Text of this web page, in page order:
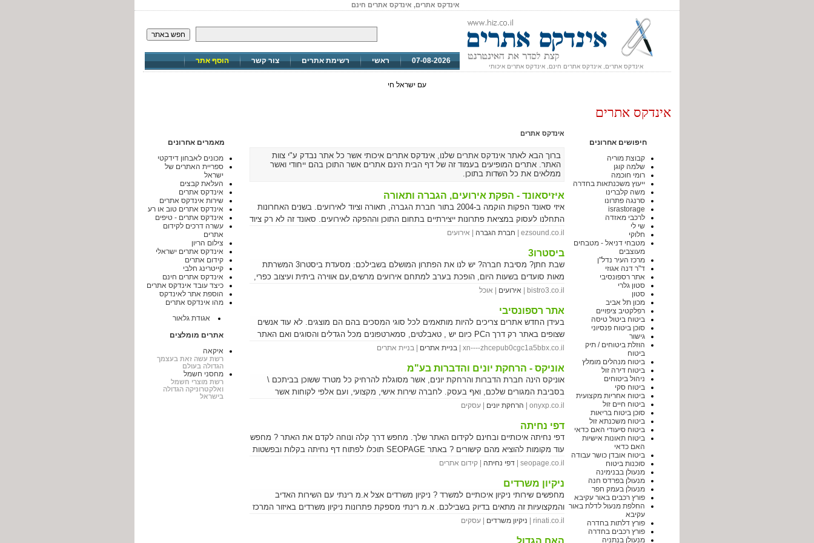
אינדקס אתרים, אינדקס אתרים חינם
אינדקס אתרים, אינדקס אתרים חינם, אינדקס אתרים איכותי
חפש באתר
07-08-2026 ראשי רשימת אתרים צור קשר הוסף אתר
עם ישראל חי
אינדקס אתרים
חיפושים אחרונים
קבוצת מוריה
שלמה קוגן
רומי חוכמה
ייעוץ משכנתאות בחדרה
משה קלברינו
סרנגה פתרונו
israstorage
לרכבי מאזדה
שי לי
חלוקי
מטבחי דניאל - מטבחים
מעוצבים
מרכז העיר נדל"ן
ד"ר דנה אגוזי
אתר רספונסיבי
סטון גלרי
סטון
מכון תל אביב
רפלקטיב ציפויים
ביטוח ביטול טיסה
סוכן ביטוח פנסיוני
גישור
הוזלת ביטוחים / תיק
ביטוח
ביטוח מנהלים מומלץ
ביטוח דירה זול
ניהול ביטוחים
ביטוח סקי
ביטוח אחריות מקצועית
ביטוח חיים זול
סוכן ביטוח בריאות
ביטוח משכנתא זול
ביטוח סיעודי האם כדאי
ביטוח תאונות אישיות
האם כדאי
ביטוח אובדן כושר עבודה
סוכנות ביטוח
מנעולן בבנימינה
מנעולן בפרדס חנה
מנעולן בעמק חפר
פורץ רכבים באור עקיבא
החלפת מנעול לדלת באור
עקיבא
פורץ דלתות בחדרה
פורץ רכבים בחדרה
מנעולן בנתניה
אינדקס אתרים
ברוך הבא לאתר אינדקס אתרים שלנו, אינדקס אתרים איכותי אשר כל אתר נבדק ע"י צוות
האתר. אתרים המופיעים בעמוד זה של דף הבית הינם אתרים אשר התוכן בהם ייחודי ואשר
ממלאים את כל השדות בתוכן.
איזיסאונד - הפקת אירועים, הגברה ותאורה
איזי סאונד הפקות הוקמה ב-2004 בתור חברת הגברה, תאורה וציוד לאירועים. בשנים האחרונות
התחלנו לעסוק במציאת פתרונות ייצירתיים בתחום התוכן וההפקה לאירועים. סאונד זה לא רק ציוד
חידושים בלתי פוסקים בציוד ובמיכשור. אנו דואגים לשמור על הציוד שלנו בצורה מוקפדת
ומחדשים אותו כל הזמן שילוב זה מבטיח אירועים מדהימים פעם אחר פעם.
ezsound.co.il | חברת הגברה | אירועים
ביסטרו3
שבת חתן? מסיבת חברה? יש לנו את הפתרון המושלם בשבילכם: מסעדת ביסטרו3 המשרתת
מאות סועדים בשעות היום, הופכת בערב למתחם אירועים מרשים,עם אווירה ביתית ועיצוב כפרי,
ומאפשרת אירועים עד 80 אנשים. מבחר עצום של מנות ברמה שלא תשאיר אף אחד אדיש לצד
200 אנשים, עם כל מה שאתם צריכים לאירוע מושלם. רוצים מופע בישול "חי"? רוצים מגוון
סגנונות? רוצים חלבי? על האש? כל בקשה של כל לקוח הופכת למשימה מיוחדת אצלנו
שמטרתה- לקוחות מרוצים ואורחים מתפעלים והכל מבלי לשבור חסכונות. השירות ניתן במרכז
bistro3.co.il | אירועים | אוכל
אתר רספונסיבי
בעידן החדש אתרים צריכים להיות מותאמים לכל סוגי המסכים בהם הם מוצגים. לא עוד אנשים
שצופים באתר רק דרך הPC כיום יש , טאבלטים, סמארטפונים מכל הגדלים והסוגים ואם האתר
שלך לא יהיה מותאם אליהם אתה מפספס גולשים. אתר רספונסיבי הוא בעצם אתר "תגובתי"
לגולש וגם למנועי החיפוש השונים רוצים לדעת עוד על אתר רספונסיבי? כנסו לאתר שלנו.
xn----zhcepub0cgc1a5bbx.co.il | בניית אתרים | בניית אתרים
אוניקס - הרחקת יונים והדברות בע"מ
אוניקס הינה חברת הדברות והרחקת יונים, אשר מסוגלת להרחיק כל מטרד ששוכן בביתכם \
בסביבת המגורים שלכם, ואף בעסק. לחברה שירות אישי, מקצועי, ועם אלפי לקוחות אשר
onyxp.co.il | הרחקת יונים | עסקים
דפי נחיתה
דפי נחיתה איכותיים ובחינם לקידום האתר שלך. מחפש דרך קלה ונוחה לקדם את האתר ? מחפש
עוד מקומות להוציא מהם קישורים ? באתר SEOPAGE תוכלו לפתוח דף נחיתה בקלות ובפשטות
ולהוציא ממנו קישורים
seopage.co.il | דפי נחיתה | קידום אתרים
ניקיון משרדים
מחפשים שירותי ניקיון איכותיים למשרד ? ניקיון משרדים אצל א.מ רינתי עם השירות האדיב
והמקצועיות זה מתאים בדיוק בשבילכם. א.מ רינתי מספקת פתרונות ניקיון משרדים באיזור המרכז
עם עשרות לקוחות מרוצים. בינהם משרדי עורכי דין, משרדי רואה חשבון, משרדי חברות הנהלה
rinati.co.il | ניקיון משרדים | עסקים
האח הגדול
מאמרים אחרונים
מכונים לאבחון דידקטי
ספריית האתרים של
ישראל
העלאת קבצים
אינדקס אתרים
שירות אינדקס אתרים
אינדקס אתרים טוב או רע
אינדקס אתרים - טיפים
עשרה דרכים לקידום
אתרים
צילום הריון
אינדקס אתרים ישראלי
קידום אתרים
קייטרינג חלבי
אינדקס אתרים חינם
כיצד עובד אינדקס אתרים
הוספת אתר לאינדקס
מהו אינדקס אתרים
אגודת גלאור
אתרים מומלצים
איקאה
רשת עשה זאת בעצמך
הגדולה בעולם
מחסני חשמל
רשת מוצרי חשמל
ואלקטרוניקה הגדולה
בישראל